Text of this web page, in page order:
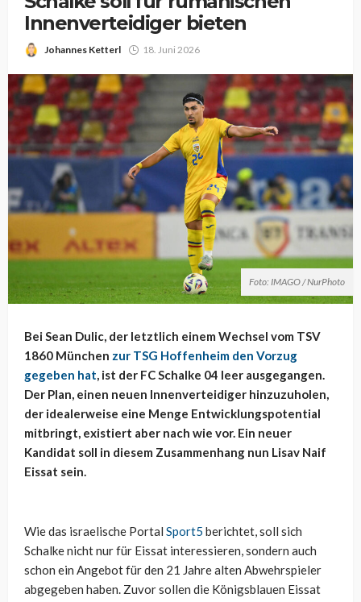
Innenverteidiger bieten
Johannes Ketterl 18. Juni 2026
Foto: IMAGO / NurPhoto
Bei Sean Dulic, der letztlich einem Wechsel vom TSV
1860 München zur TSG Hoffenheim den Vorzug
gegeben hat, ist der FC Schalke 04 leer ausgegangen.
Der Plan, einen neuen Innenverteidiger hinzuzuholen,
der idealerweise eine Menge Entwicklungspotential
mitbringt, existiert aber nach wie vor. Ein neuer
Kandidat soll in diesem Zusammenhang nun Lisav Naif
Eissat sein.
Wie das israelische Portal Sport5 berichtet, soll sich
Schalke nicht nur für Eissat interessieren, sondern auch
schon ein Angebot für den 21 Jahre alten Abwehrspieler
abgegeben haben. Zuvor sollen die Königsblauen Eissat